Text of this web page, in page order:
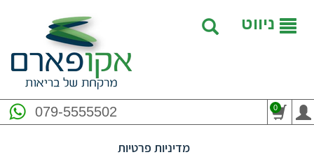
ניווט
079-5555502 0
מדיניות פרטיות